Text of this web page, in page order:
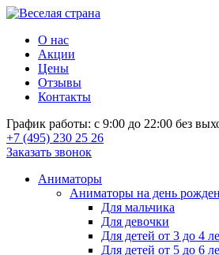
О нас
Акции
Цены
Отзывы
Контакты
График работы: с 9:00 до 22:00 без
+7 (495) 230 25 26
Заказать звонок
Аниматоры
Аниматоры на день
Для мальчика
Для девочки
Для детей от 3 до 4
Для детей от 5 до 6